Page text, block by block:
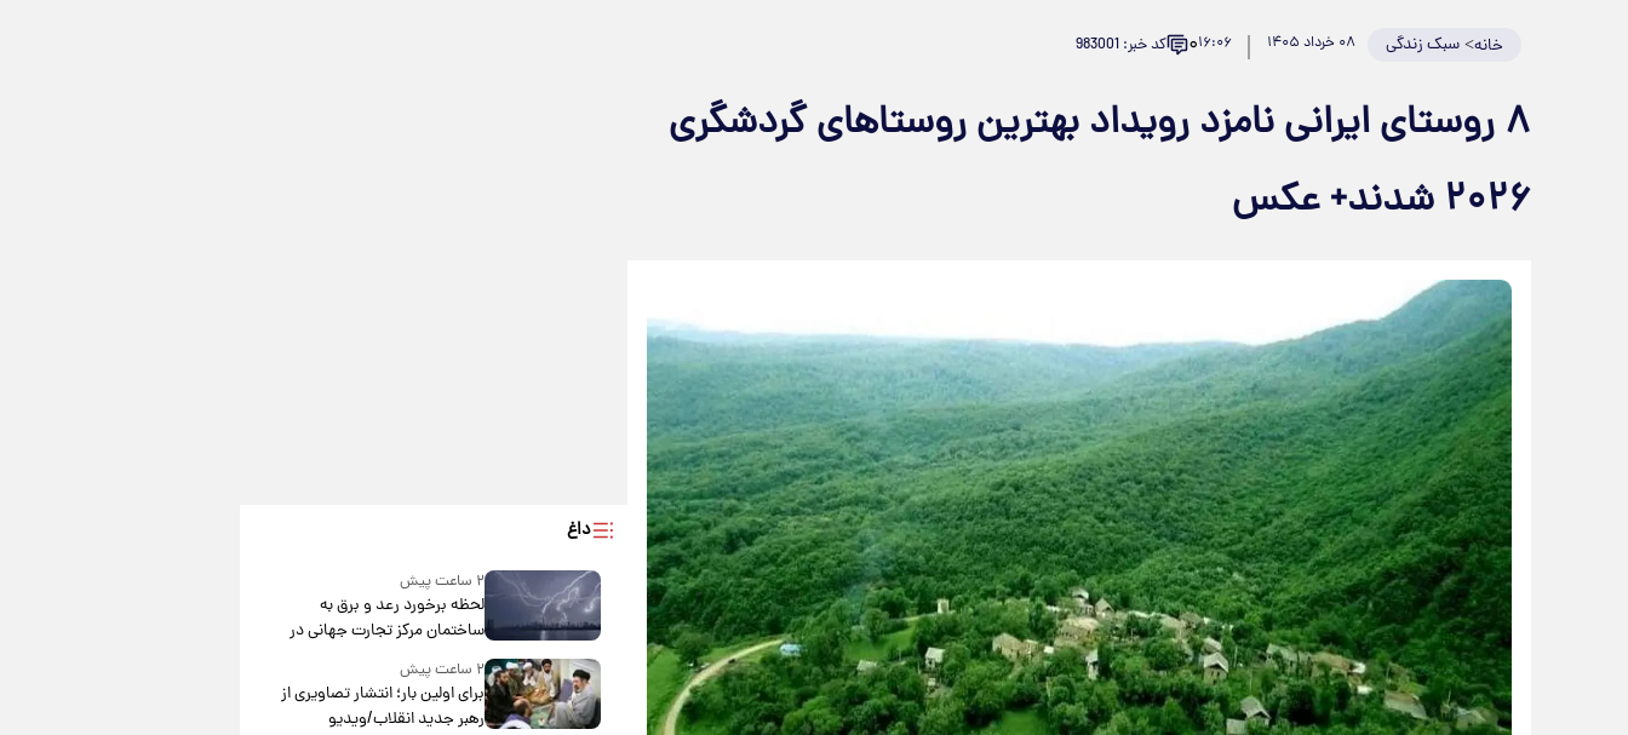
خانه>سبک زندگی ۰۸ خرداد ۱۴۰۵ ۱۶:۰۶۰ کد خبر: 983001
۸ روستای ایرانی نامزد رویداد بهترین روستاهای گردشگری
۲۰۲۶ شدند+ عکس
داغ
۲ ساعت پیش
لحظه برخورد رعد و برق به
ساختمان مرکز تجارت جهانی در
آمریکا + فیلم
۲ ساعت پیش
برای اولین بار؛ انتشار تصاویری از
رهبر جدید انقلاب/ویدیو